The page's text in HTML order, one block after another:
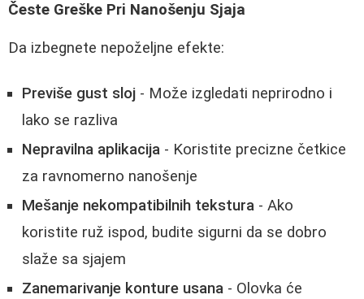
Česte Greške Pri Nanošenju Sjaja
Da izbegnete nepoželjne efekte:
Previše gust sloj - Može izgledati neprirodno i
lako se razliva
Nepravilna aplikacija - Koristite precizne četkice
za ravnomerno nanošenje
Mešanje nekompatibilnih tekstura - Ako
koristite ruž ispod, budite sigurni da se dobro
slaže sa sjajem
Zanemarivanje konture usana - Olovka će